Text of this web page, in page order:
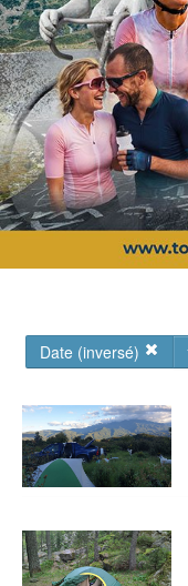
Date (inversé)